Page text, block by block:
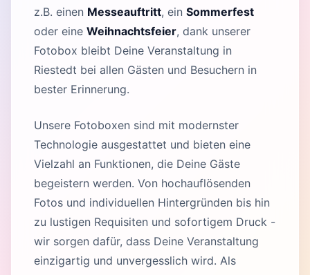
z.B. einen Messeauftritt, ein Sommerfest
oder eine Weihnachtsfeier, dank unserer
Fotobox bleibt Deine Veranstaltung in
Riestedt bei allen Gästen und Besuchern in
bester Erinnerung.
Unsere Fotoboxen sind mit modernster
Technologie ausgestattet und bieten eine
Vielzahl an Funktionen, die Deine Gäste
begeistern werden. Von hochauflösenden
Fotos und individuellen Hintergründen bis hin
zu lustigen Requisiten und sofortigem Druck -
wir sorgen dafür, dass Deine Veranstaltung
einzigartig und unvergesslich wird. Als